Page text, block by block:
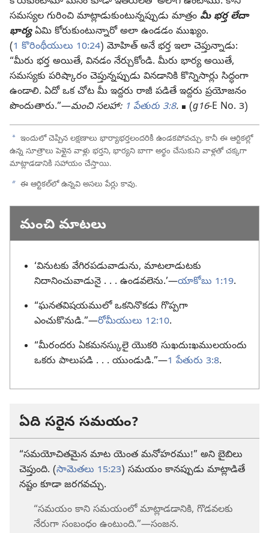
సమస్యల గురించి మాట్లాడుకుంటున్నప్పుడు మాత్రం మీ భర్త లేదా
భార్యఏమి కోరుకుంటున్నారో అలా ఉండడం ముఖ్యం.
(1 కొరింథీయులు 10:24) మోహిత్‌ అనే భర్త ఇలా చెప్తున్నాడు:
“మీరు భర్త అయితే, వినడం నేర్చుకోండి. మీరు భార్య అయితే,
సమస్యకు పరిష్కారం చెప్తున్నప్పుడు వినడానికి కొన్నిసార్లు సిద్ధంగా
ఉండాలి. ఏదో ఒక చోట మీ ఇద్దరు రాజీ పడితే ఇద్దరు ప్రయోజనం
పొందుతారు.”—మంచి సలహా: 1 పేతురు 3:8. ◼ (g16-E No. 3)
a ఇందులో చెప్పిన లక్షణాలు భార్యాభర్తలందరికీ ఉండకపోవచ్చు. కానీ ఈ ఆర్టికల్లో
ఉన్న సూత్రాలు పెళ్లైన వాళ్లు భర్తని, భార్యని బాగా అర్థం చేసుకుని వాళ్లతో చక్కగా
మాట్లాడడానికి సహాయం చేస్తాయి.
b ఈ ఆర్టికల్‌లో ఉన్నవి అసలు పేర్లు కావు.
మంచి మాటలు
‘వినుటకు వేగిరపడువాడును, మాటలాడుటకు
నిదానించువాడునై . . . ఉండవలెను.’—యాకోబు 1:19.
“ఘనతవిషయములో ఒకనినొకడు గొప్పగా
ఎంచుకొనుడి.”—రోమీయులు 12:10.
“మీరందరు ఏకమనస్కులై యొకరి సుఖదుఃఖములయందు
ఒకరు పాలుపడి . . . యుండుడి.”—1 పేతురు 3:8.
ఏది సరైన సమయం?
“సమయోచితమైన మాట యెంత మనోహరము!” అని బైబిలు
చెప్తుంది. (సామెతలు 15:23) సమయం కానప్పుడు మాట్లాడితే
నష్టం కూడా జరగవచ్చు.
“సమయం కాని సమయంలో మాట్లాడడానికి, గొడవలకు
నేరుగా సంబంధం ఉంటుంది.”—సంజన.